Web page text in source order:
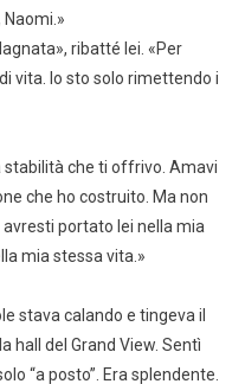
ribatté lei. «Per
vita. Io sto solo rimettendo i
stabilità che ti offrivo. Amavi
che ho costruito. Ma non
portato lei nella mia
mia stessa vita.»
stava calando e tingeva il
hall del Grand View. Sentì
“a posto”. Era splendente.